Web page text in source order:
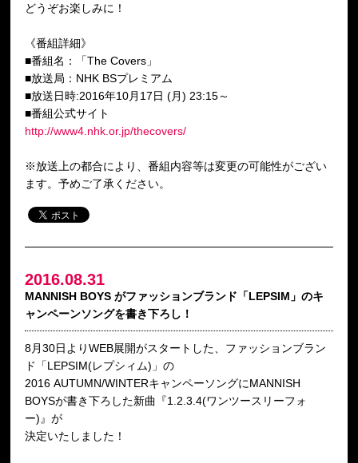
どうぞお楽しみに！
《番組詳細》
■番組名：「The Covers」
■放送局：NHK BSプレミアム
■放送日時:2016年10月17日 (月) 23:15～
■番組公式サイト
http://www4.nhk.or.jp/thecovers/
※放送上の都合により、番組内容等は変更の可能性がござい
ます。予めご了承ください。
2016.08.31
MANNISH BOYS がファッションブランド「LEPSIM」のキ
ャンペーンソングを書き下ろし！
8月30日よりWEB展開がスタートした、ファッションブラン
ド「LEPSIM(レプシィム)」の
2016 AUTUMN/WINTERキャンペーソングにMANNISH
BOYSが書き下ろした新曲『1.2.3.4(ワンツースリーフォ
ー)』が
決定いたしました！